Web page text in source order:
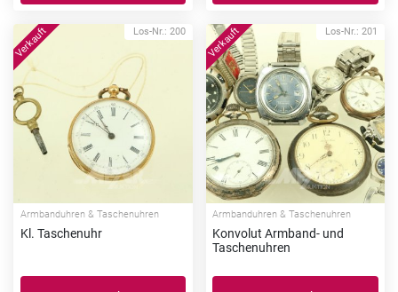
Los-Nr.: 200
Armbanduhren & Taschenuhren
Kl. Taschenuhr
Los-Nr.: 201
Armbanduhren & Taschenuhren
Konvolut Armband- und
Taschenuhren